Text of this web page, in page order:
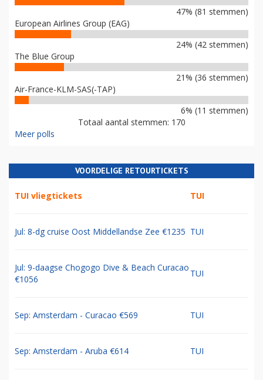
47% (81 stemmen)
European Airlines Group (EAG)
24% (42 stemmen)
The Blue Group
21% (36 stemmen)
Air-France-KLM-SAS(-TAP)
6% (11 stemmen)
Totaal aantal stemmen: 170
Meer polls
VOORDELIGE RETOURTICKETS
TUI vliegtickets TUI
Jul: 8-dg cruise Oost Middellandse Zee €1235 TUI
Jul: 9-daagse Chogogo Dive & Beach Curacao
€1056
TUI
Sep: Amsterdam - Curacao €569 TUI
Sep: Amsterdam - Aruba €614 TUI